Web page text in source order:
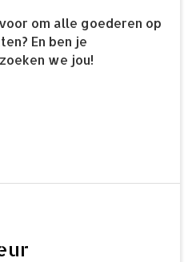
om alle goederen op
En ben je
we jou!